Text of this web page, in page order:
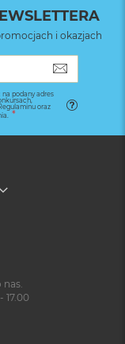
i okazjach
podany adres
oraz
nas.
17.00